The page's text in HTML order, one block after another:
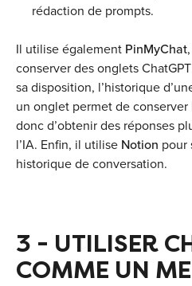
rédaction de prompts.
Il utilise également PinMyChat
conserver des onglets
sa disposition, l’historique
un onglet permet de conserver
donc d’obtenir des réponses
l’IA. Enfin, il utilise Notion pour
historique de conversation.
3 - UTILISER
COMME UN